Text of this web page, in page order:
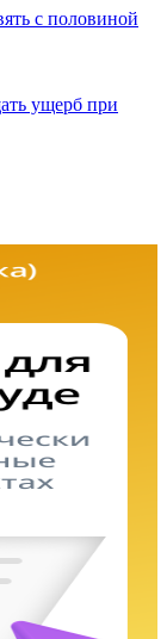
с половиной
ущерб при